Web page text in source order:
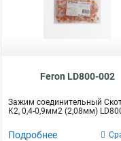
Feron LD800-002
Зажим соединительный
K2, 0,4-0,9мм2 (2,08мм)
Подробнее